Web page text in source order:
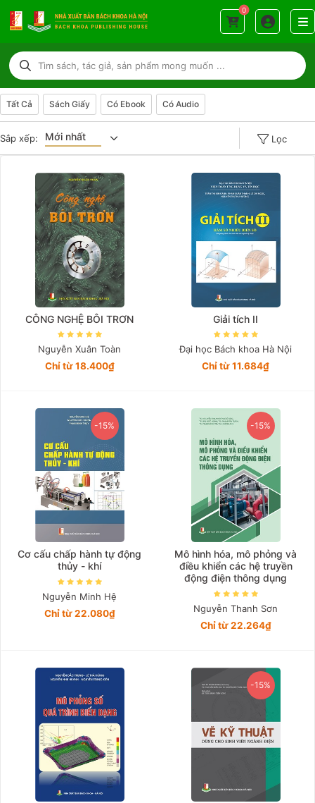
0
Tất Cả Sách Giấy Có Ebook Có Audio
Sắp xếp: Mới nhất Lọc
Giá thấp đần
Năm xuất bản
Mới nhất
CÔNG NGHỆ BÔI TRƠN
Nguyễn Xuân Toàn
Chỉ từ 18.400₫
Giải tích II
Đại học Bách khoa Hà Nội
Chỉ từ 11.684₫
-15%
Cơ cấu chấp hành tự động
thủy - khí
Nguyễn Minh Hệ
Chỉ từ 22.080₫
-15%
Mô hình hóa, mô phỏng và
điều khiển các hệ truyền
động điện thông dụng
Nguyễn Thanh Sơn
Chỉ từ 22.264₫
-15%